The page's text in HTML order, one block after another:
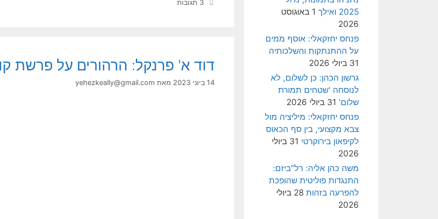
3 תגובות
דוד א' פרנקל: הרהורים על פרשת
14 ביוני 2023 מאת yehezkeally@gmail.com
2025 ואילך
1 באוגוסט
2026
פנחס יחזקאלי: אוסף ממים
על ההתנתקות והשלכותיה
31 ביולי 2026
גרשון הכהן: כן לשלום, לא
לנוסחה 'שטחים תמורת
שלום' 31 ביולי 2026
פנחס יחזקאלי: מיליציה מול
צבא מקצועי, בין סף הכאוס
לקיפאון בירוקרטי
31 ביולי
2026
משה כהן אליה: רל"ביזם:
התנגדות פוליטית שהופכת
להפרעה בזהות
28 ביולי
2026